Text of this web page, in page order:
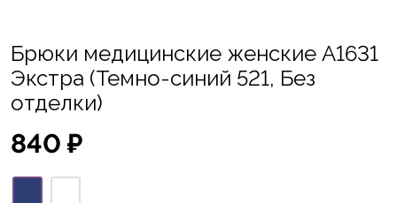
Брюки медицинские женские A1631
Экстра (Темно-синий 521, Без
отделки)
840 ₽